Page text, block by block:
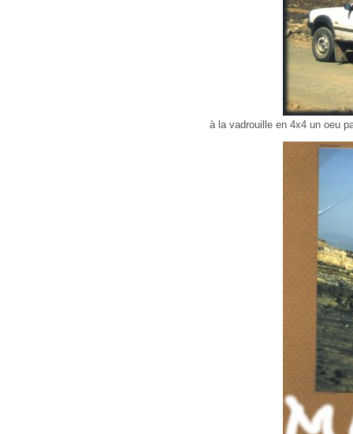
à la vadrouille en 4x4 un oeu